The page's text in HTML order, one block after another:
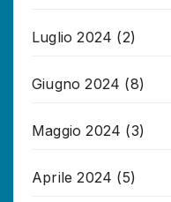
Luglio 2024 (2)
Giugno 2024 (8)
Maggio 2024 (3)
Aprile 2024 (5)